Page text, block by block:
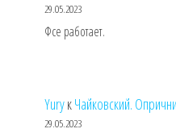
29.05.2023
Фсе работает.
YuryкЧайковский.
29.05.2023